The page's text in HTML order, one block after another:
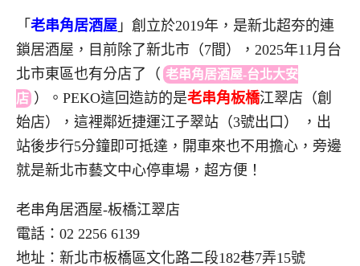
「 老串角居酒屋 」創立於2019年，是新北超夯的連
鎖居酒屋，目前除了新北市（7間），2025年11月台
北市東區也有分店了 （ 老串角居酒屋-台北大安
店 ） 。PEKO這回造訪的是老串角板橋江翠店（創
始店），這裡鄰近捷運江子翠站（3號出口） ，出
站後步行5分鐘即可抵達，開車來也不用擔心，旁邊
就是新北市藝文中心停車場，超方便！
老串角居酒屋-板橋江翠店
電話：02 2256 6139
地址：新北市板橋區文化路二段182巷7弄15號